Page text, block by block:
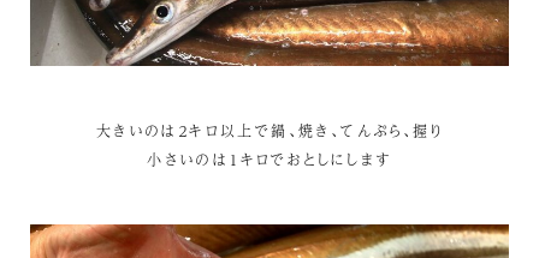
大きいのは２キロ以上で鍋、焼き、てんぷら、握り
小さいのは１キロでおとしにします